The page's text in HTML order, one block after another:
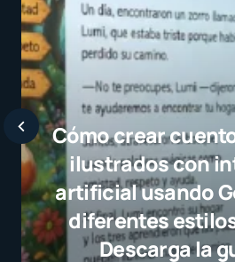
Javier Bardem
selección
el juego limpio
para millones